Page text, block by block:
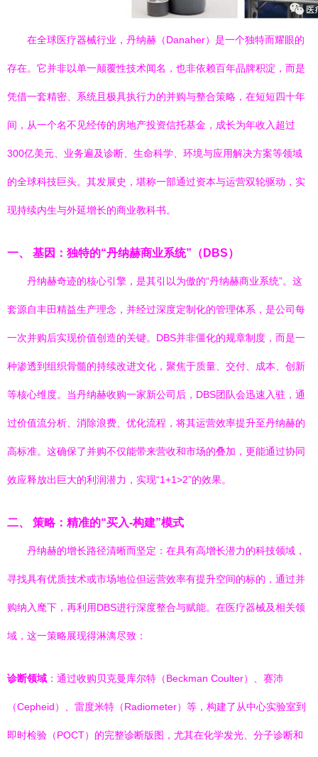
在全球医疗器械行业，丹纳赫（Danaher）是一个独特而耀眼的
存在。它并非以单一颠覆性技术闻名，也非依赖百年品牌积淀，而是
凭借一套精密、系统且极具执行力的并购与整合策略，在短短四十年
间，从一个名不见经传的房地产投资信托基金，成长为年收入超过
300亿美元、业务遍及诊断、生命科学、环境与应用解决方案等领域
的全球科技巨头。其发展史，堪称一部通过资本与运营双轮驱动，实
现持续内生与外延增长的商业教科书。
一、 基因：独特的“丹纳赫商业系统”（DBS）
丹纳赫奇迹的核心引擎，是其引以为傲的“丹纳赫商业系统”。这
套源自丰田精益生产理念，并经过深度定制化的管理体系，是公司每
一次并购后实现价值创造的关键。DBS并非僵化的规章制度，而是一
种渗透到组织骨髓的持续改进文化，聚焦于质量、交付、成本、创新
等核心维度。当丹纳赫收购一家新公司后，DBS团队会迅速入驻，通
过价值流分析、消除浪费、优化流程，将其运营效率提升至丹纳赫的
高标准。这确保了并购不仅能带来营收和市场的叠加，更能通过协同
效应释放出巨大的利润潜力，实现“1+1>2”的效果。
二、 策略：精准的“买入-构建”模式
丹纳赫的增长路径清晰而坚定：在具有高增长潜力的科技领域，
寻找具有优质技术或市场地位但运营效率有提升空间的标的，通过并
购纳入麾下，再利用DBS进行深度整合与赋能。在医疗器械及相关领
域，这一策略展现得淋漓尽致：
诊断领域 ：通过收购贝克曼库尔特（Beckman Coulter）、赛沛
（Cepheid）、雷度米特（Radiometer）等，构建了从中心实验室到
即时检验（POCT）的完整诊断版图，尤其在化学发光、分子诊断和